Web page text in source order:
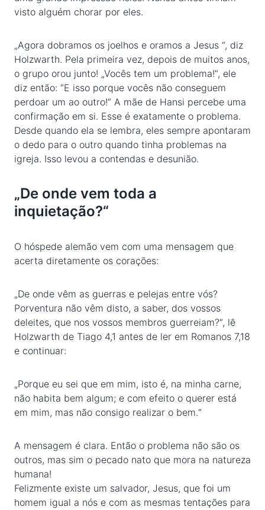
visto alguém chorar por eles.
„Agora dobramos os joelhos e oramos a Jesus “, diz
Holzwarth. Pela primeira vez, depois de muitos anos,
o grupo orou junto! „Vocês tem um problema!“, ele
diz então: “E isso porque vocês não conseguem
perdoar um ao outro!“ A mãe de Hansi percebe uma
confirmação em si. Esse é exatamente o problema.
Desde quando ela se lembra, eles sempre apontaram
o dedo para o outro quando tinha problemas na
igreja. Isso levou a contendas e desunião.
„De onde vem toda a
inquietação?“
O hóspede alemão vem com uma mensagem que
acerta diretamente os corações:
„De onde vêm as guerras e pelejas entre vós?
Porventura não vêm disto, a saber, dos vossos
deleites, que nos vossos membros guerreiam?“, lê
Holzwarth de Tiago 4,1 antes de ler em Romanos 7,18
e continuar:
„Porque eu sei que em mim, isto é, na minha carne,
não habita bem algum; e com efeito o querer está
em mim, mas não consigo realizar o bem.“
A mensagem é clara. Então o problema não são os
outros, mas sim o pecado nato que mora na natureza
humana!
Felizmente existe um salvador, Jesus, que foi um
homem igual a nós e com as mesmas tentações para